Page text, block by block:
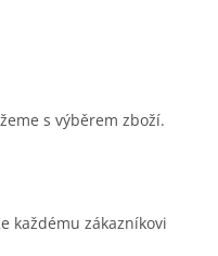
s výběrem zboží.
každému zákazníkovi